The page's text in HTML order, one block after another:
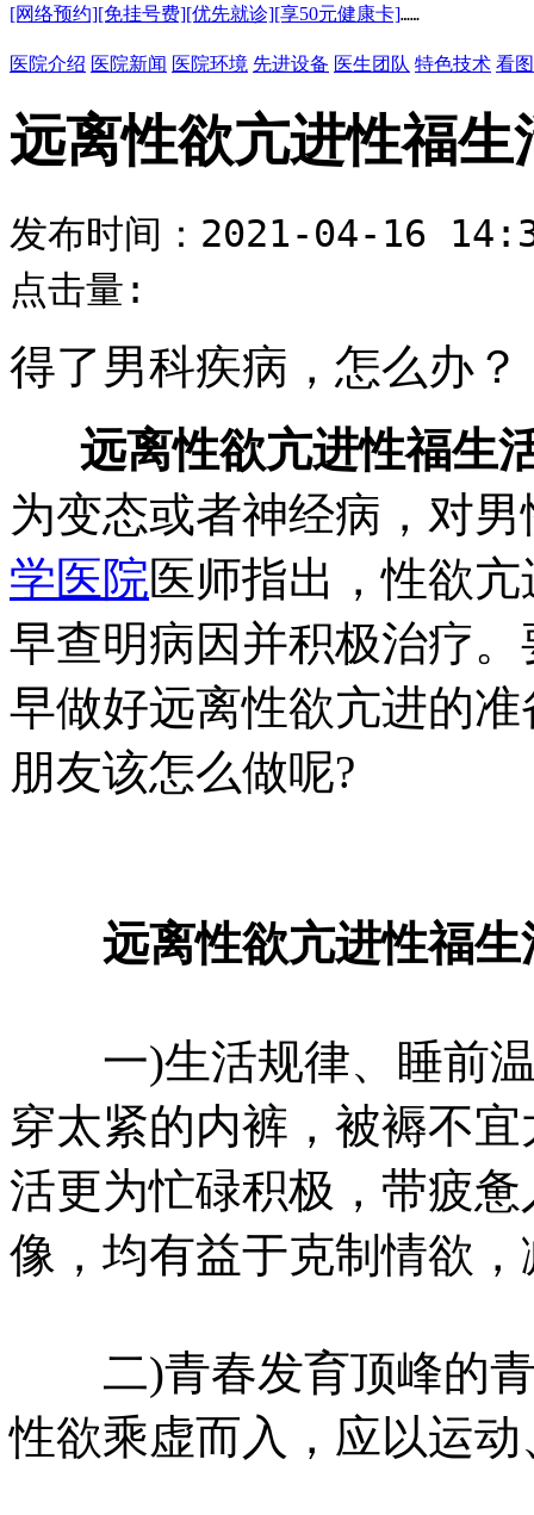
[网络预约][免挂号费][优先就诊][享50元健康卡]……
医院介绍 医院新闻 医院环境 先进设备 医生团队 特色技术 看
远离性欲亢进性福生
发布时间：2021-04-16
点击量:
得了男科疾病，怎么办？
远离性欲亢进性福生
为变态或者神经病，对
学医院医师指出，性欲
早查明病因并积极治疗
早做好远离性欲亢进的
朋友该怎么做呢?
远离性欲亢进性福生
一)生活规律、睡前温
穿太紧的内裤，被褥不
活更为忙碌积极，带疲
像，均有益于克制情欲
二)青春发育顶峰的青
性欲乘虚而入，应以运